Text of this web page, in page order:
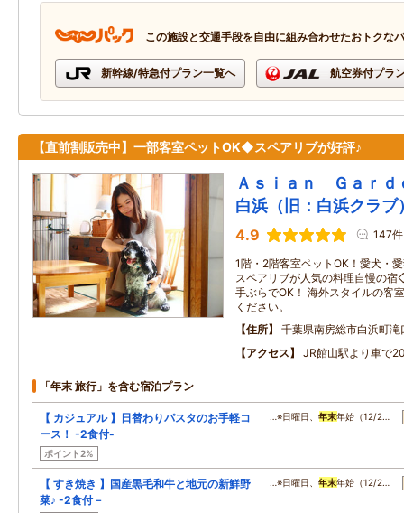
この施設と交通手段を自由に組み合わせたおトクな
新幹線/特急付プラン一覧へ 航空券付プラ
【直前割販売中】一部客室ペットOK◆スペアリブが好評♪
Ａｓｉａｎ Ｇａｒ
白浜（旧：白浜クラブ
4.9 147件
1階・2階客室ペットOK！愛犬・
スペアリブが人気の料理自慢の
手ぶらでOK！ 海外スタイルの客
ください。
住所
千葉県南房総市白浜町
アクセス
JR館山駅より車で
「年末 旅行」を含む宿泊プラン
【 カジュアル 】日替わりパスタのお手軽コ
ース！ -2食付-
ポイント2%
…※日曜日、年末年始（12/2…
【 すき焼き 】国産黒毛和牛と地元の新鮮野
菜♪ -2食付－
…※日曜日、年末年始（12/2…